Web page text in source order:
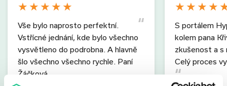
★★★★★
Vše bylo naprosto perfektní.
Vstřícné jednání, kde bylo všechno
vysvětleno do podrobna. A hlavně
šlo všechno všechno rychle. Paní
Žáčková…
★★★★
S portálem
kolem pana
zkušenost a s
Celý proces
zobrazit více